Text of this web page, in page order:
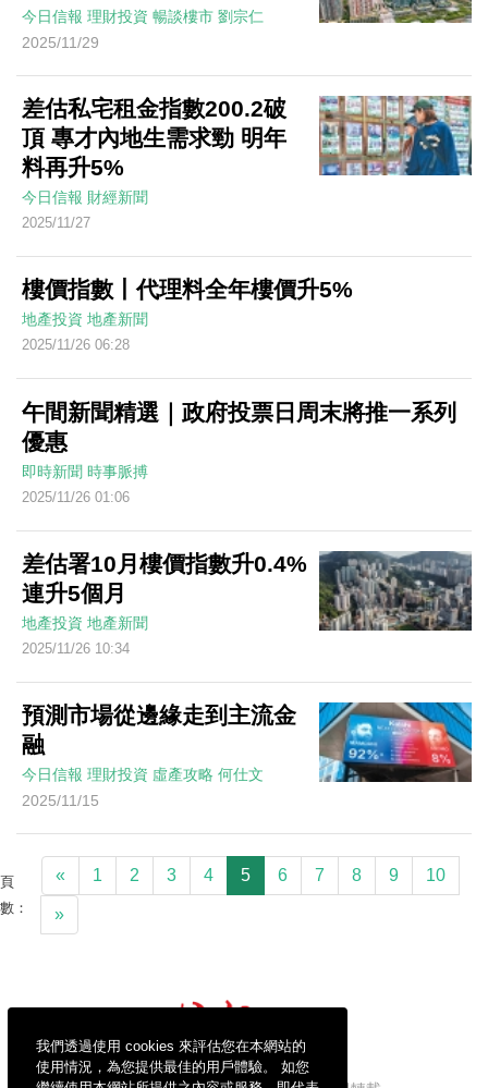
我們透過使用 cookies 來評估您在本網站的
使用情況，為您提供最佳的用戶體驗。 如您
今日信報 理財投資 暢談樓市 劉宗仁
2025/11/29
差估私宅租金指數200.2破
頂 專才內地生需求勁 明年
料再升5%
今日信報 財經新聞
2025/11/27
樓價指數丨代理料全年樓價升5%
地產投資 地產新聞
2025/11/26 06:28
午間新聞精選｜政府投票日周末將推一系列
優惠
即時新聞 時事脈搏
2025/11/26 01:06
差估署10月樓價指數升0.4%
連升5個月
地產投資 地產新聞
2025/11/26 10:34
預測市場從邊緣走到主流金
融
今日信報 理財投資 虛產攻略 何仕文
2025/11/15
頁
數：
« 1 2 3 4 5 6 7 8 9 10
»